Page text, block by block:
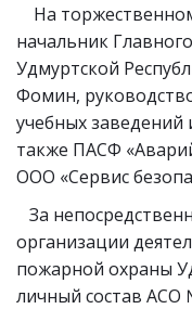
На
начальник
Удмуртской
Фомин,
учебных
также ПАСФ
ООО «Сервис
За
организации
пожарной охраны
личный состав